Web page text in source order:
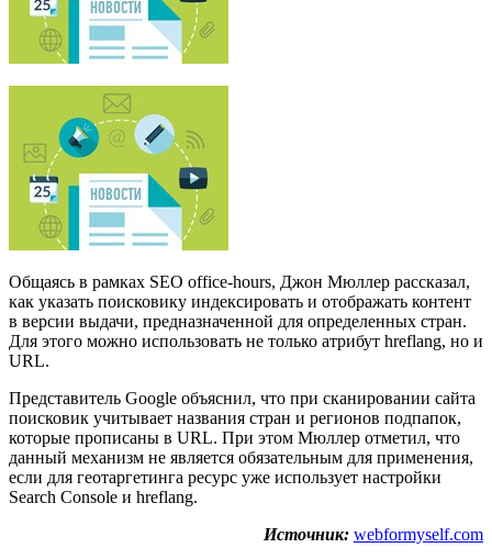
Общаясь в рамках SEO office-hours, Джон Мюллер рассказал,
как указать поисковику индексировать и отображать контент
в версии выдачи, предназначенной для определенных стран.
Для этого можно использовать не только атрибут hreflang, но и
URL.
Представитель Google объяснил, что при сканировании сайта
поисковик учитывает названия стран и регионов подпапок,
которые прописаны в URL. При этом Мюллер отметил, что
данный механизм не является обязательным для применения,
если для геотаргетинга ресурс уже использует настройки
Search Console и hreflang.
Источник: webformyself.com